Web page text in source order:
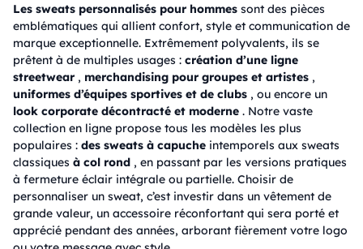
Les sweats personnalisés pour hommes sont des pièces
emblématiques qui allient confort, style et communication de
marque exceptionnelle. Extrêmement polyvalents, ils se
prêtent à de multiples usages : création d’une ligne
streetwear , merchandising pour groupes et artistes ,
uniformes d’équipes sportives et de clubs , ou encore un
look corporate décontracté et moderne . Notre vaste
collection en ligne propose tous les modèles les plus
populaires : des sweats à capuche intemporels aux sweats
classiques à col rond , en passant par les versions pratiques
à fermeture éclair intégrale ou partielle. Choisir de
personnaliser un sweat, c’est investir dans un vêtement de
grande valeur, un accessoire réconfortant qui sera porté et
apprécié pendant des années, arborant fièrement votre logo